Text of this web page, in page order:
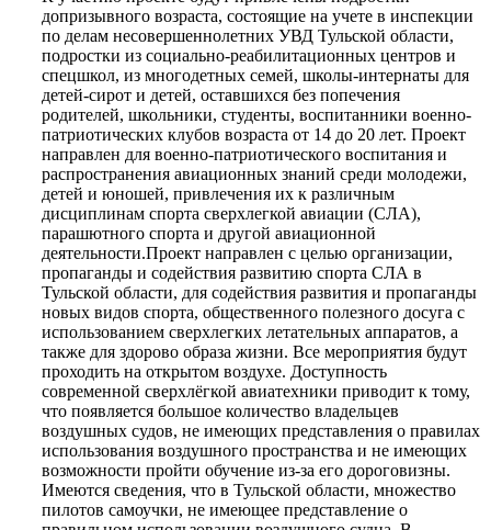
допризывного возраста, состоящие на учете в инспекции
по делам несовершеннолетних УВД Тульской области,
подростки из социально-реабилитационных центров и
спецшкол, из многодетных семей, школы-интернаты для
детей-сирот и детей, оставшихся без попечения
родителей, школьники, студенты, воспитанники военно-
патриотических клубов возраста от 14 до 20 лет. Проект
направлен для военно-патриотического воспитания и
распространения авиационных знаний среди молодежи,
детей и юношей, привлечения их к различным
дисциплинам спорта сверхлегкой авиации (СЛА),
парашютного спорта и другой авиационной
деятельности.Проект направлен с целью организации,
пропаганды и содействия развитию спорта СЛА в
Тульской области, для содействия развития и пропаганды
новых видов спорта, общественного полезного досуга с
использованием сверхлегких летательных аппаратов, а
также для здорово образа жизни. Все мероприятия будут
проходить на открытом воздухе. Доступность
современной сверхлёгкой авиатехники приводит к тому,
что появляется большое количество владельцев
воздушных судов, не имеющих представления о правилах
использования воздушного пространства и не имеющих
возможности пройти обучение из-за его дороговизны.
Имеются сведения, что в Тульской области, множество
пилотов самоучки, не имеющее представление о